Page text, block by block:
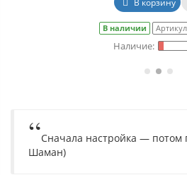
В корзину
В наличии Артикул
Сначала настройка — потом
Шаман)